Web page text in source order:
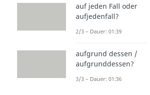
auf jeden Fall oder
aufjedenfall?
2/3 – Dauer: 01:39
aufgrund dessen /
aufgrunddessen?
3/3 – Dauer: 01:36